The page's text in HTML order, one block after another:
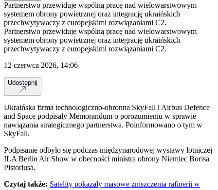
Partnerstwo przewiduje wspólną pracę nad wielowarstwowym
systemem obrony powietrznej oraz integrację ukraińskich
przechwytywaczy z europejskimi rozwiązaniami C2.
Partnerstwo przewiduje wspólną pracę nad wielowarstwowym
systemem obrony powietrznej oraz integrację ukraińskich
przechwytywaczy z europejskimi rozwiązaniami C2.
12 czerwca 2026, 14:06
Udostępnij
Ukraińska firma technologiczno-obronna SkyFall i Airbus Defence
and Space podpisały Memorandum o porozumieniu w sprawie
nawiązania strategicznego partnerstwa. Poinformowano o tym w
SkyFall.
Podpisanie odbyło się podczas międzynarodowej wystawy lotniczej
ILA Berlin Air Show w obecności ministra obrony Niemiec Borisa
Pistoriusa.
Czytaj także: Satelity pokazały masowe zniszczenia rafinerii w